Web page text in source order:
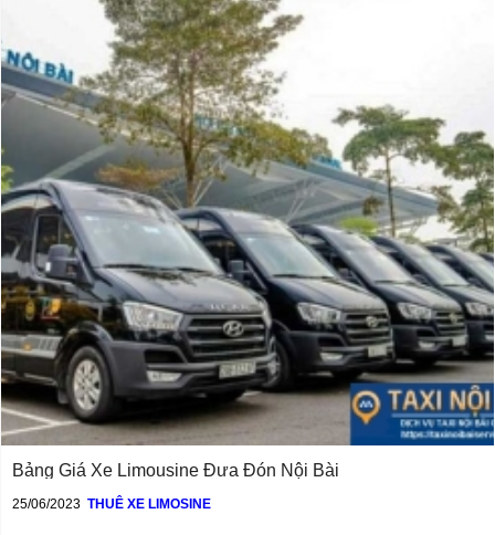
Bảng Giá Xe Limousine Đưa Đón Nội Bài
25/06/2023 THUÊ XE LIMOSINE